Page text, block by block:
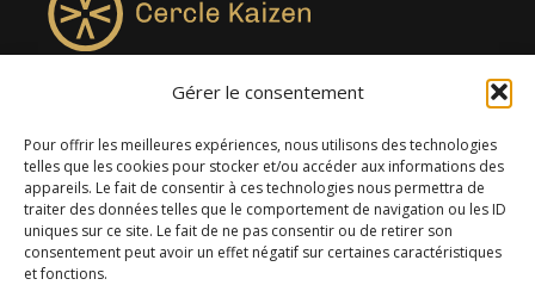
Gérer le consentement
Pour offrir les meilleures expériences, nous utilisons des technologies
telles que les cookies pour stocker et/ou accéder aux informations des
appareils. Le fait de consentir à ces technologies nous permettra de
traiter des données telles que le comportement de navigation ou les ID
uniques sur ce site. Le fait de ne pas consentir ou de retirer son
consentement peut avoir un effet négatif sur certaines caractéristiques
et fonctions.
4957, rue Lionel-Groulx, bureau 819, Saint-Augustin-de-
Desmaures QC G3A 0M7